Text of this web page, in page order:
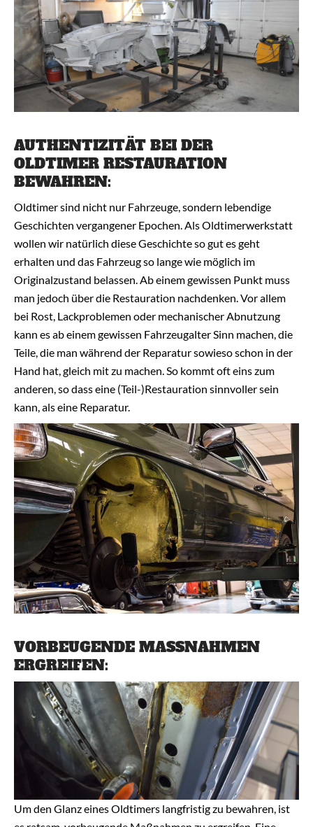
AUTHENTIZITÄT BEI DER
OLDTIMER RESTAURATION
BEWAHREN:
Oldtimer sind nicht nur Fahrzeuge, sondern lebendige
Geschichten vergangener Epochen. Als Oldtimerwerkstatt
wollen wir natürlich diese Geschichte so gut es geht
erhalten und das Fahrzeug so lange wie möglich im
Originalzustand belassen. Ab einem gewissen Punkt muss
man jedoch über die Restauration nachdenken. Vor allem
bei Rost, Lackproblemen oder mechanischer Abnutzung
kann es ab einem gewissen Fahrzeugalter Sinn machen, die
Teile, die man während der Reparatur sowieso schon in der
Hand hat, gleich mit zu machen. So kommt oft eins zum
anderen, so dass eine (Teil-)Restauration sinnvoller sein
kann, als eine Reparatur.
VORBEUGENDE MASSNAHMEN E
RGREIFEN:
Um den Glanz eines Oldtimers langfristig zu bewahren, ist